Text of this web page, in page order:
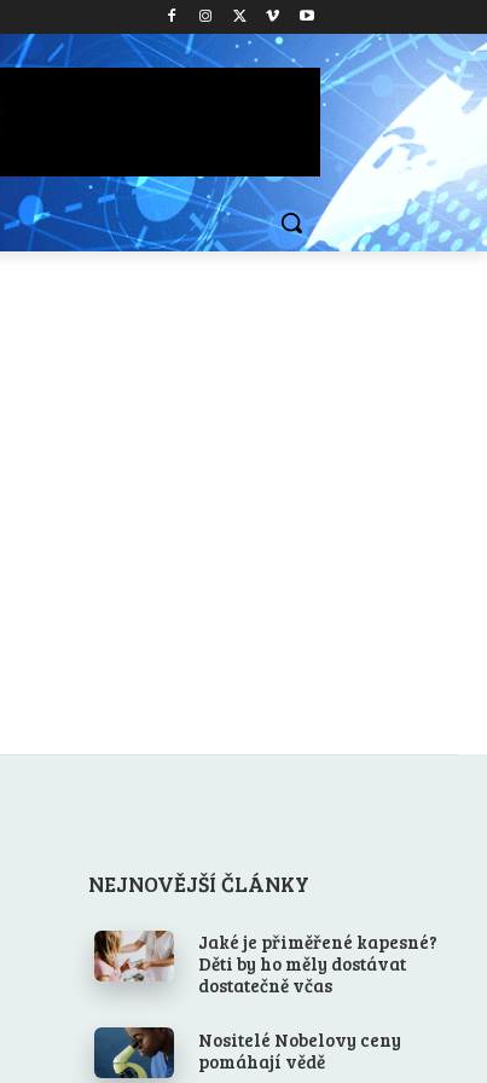
NEJNOVĚJŠÍ ČLÁNKY
Jaké je přiměřené kapesné?
Děti by ho měly dostávat
dostatečně včas
Nositelé Nobelovy ceny
pomáhají vědě